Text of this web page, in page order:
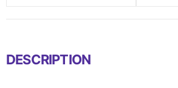
DESCRIPTION